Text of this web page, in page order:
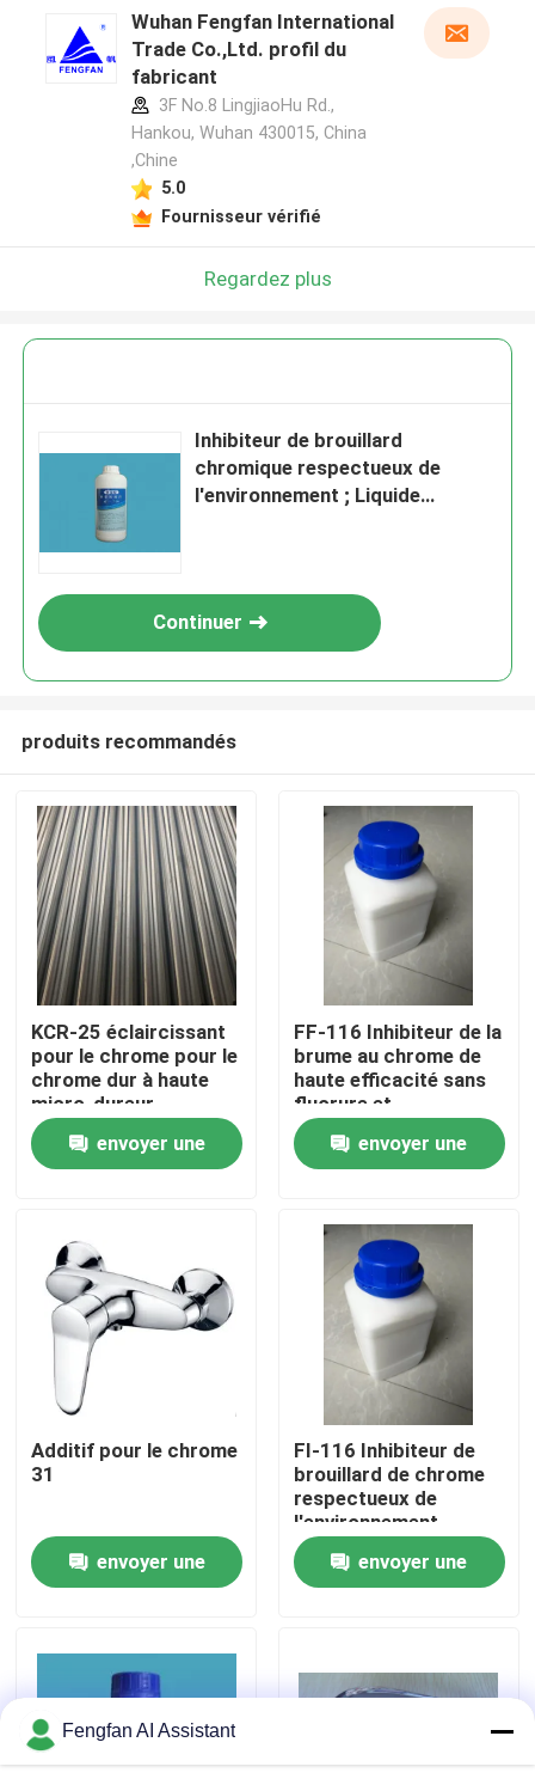
Accueil
Produits
Vidéos
À propos de nous
Visite de l'usine
Contrôle de qualité
Nous contacter
Demander un devis
Produits chimiques de zingage
Wuhan Fengfan International
Trade Co.,Ltd. profil du
fabricant
3F No.8 LingjiaoHu Rd.,
Hankou, Wuhan 430015, China
,Chine
5.0
Fournisseur vérifié
Regardez plus
Inhibiteur de brouillard
chromique respectueux de
l'environnement ; Liquide
Continuer
produits recommandés
KCR-25 éclaircissant
pour le chrome pour le
chrome dur à haute
micro-dureur
envoyer une
FF-116 Inhibiteur de la
brume au chrome de
haute efficacité sans
fluorure et
respectueux de
l'environnement pour
le chrome
envoyer une
Additif pour le chrome
31
envoyer une
FI-116 Inhibiteur de
brouillard de chrome
respectueux de
l'environnement
Produits chimiques
pour le chrome
Fluorure libre et
envoyer une
Fengfan AI Assistant